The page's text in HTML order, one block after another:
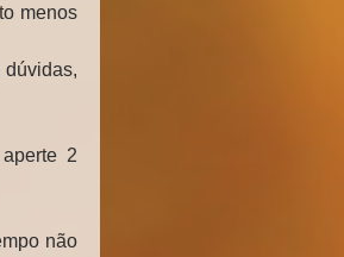
menos
dúvidas,
2
não